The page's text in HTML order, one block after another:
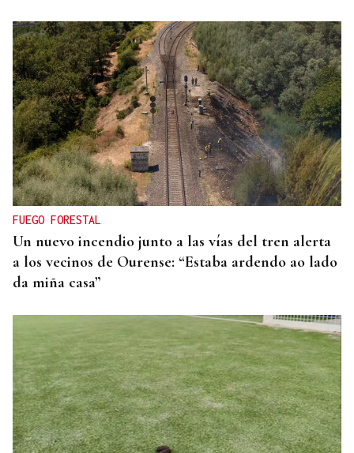
FUEGO FORESTAL
Un nuevo incendio junto a las vías del tren alerta
a los vecinos de Ourense: “Estaba ardendo ao lado
da miña casa”